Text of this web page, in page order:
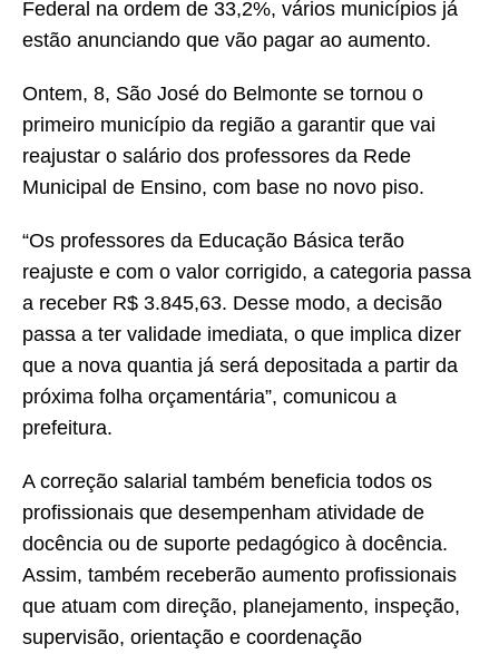
Federal na ordem de 33,2%, vários municípios já
estão anunciando que vão pagar ao aumento.
Ontem, 8, São José do Belmonte se tornou o
primeiro município da região a garantir que vai
reajustar o salário dos professores da Rede
Municipal de Ensino, com base no novo piso.
“Os professores da Educação Básica terão
reajuste e com o valor corrigido, a categoria passa
a receber R$ 3.845,63. Desse modo, a decisão
passa a ter validade imediata, o que implica dizer
que a nova quantia já será depositada a partir da
próxima folha orçamentária”, comunicou a
prefeitura.
A correção salarial também beneficia todos os
profissionais que desempenham atividade de
docência ou de suporte pedagógico à docência.
Assim, também receberão aumento profissionais
que atuam com direção, planejamento, inspeção,
supervisão, orientação e coordenação